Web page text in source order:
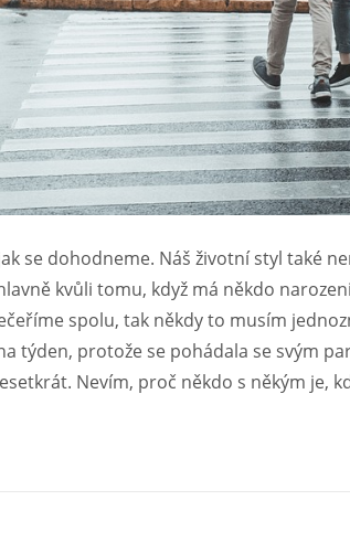
se dohodneme. Náš životní styl také
kvůli tomu, když má někdo
spolu, tak někdy to musím
týden, protože se pohádala se svým
Nevím, proč někdo s někým je,